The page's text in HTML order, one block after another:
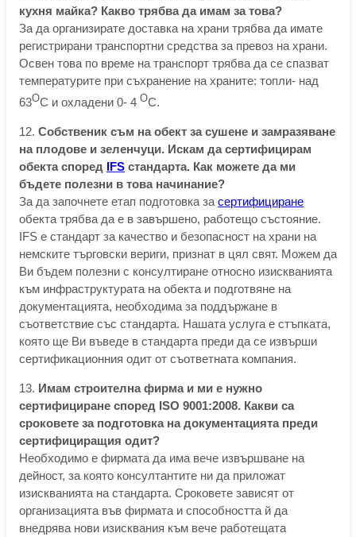
кухня майка? Какво трябва да имам за това?
За да организирате доставка на храни трябва да имате
регистрирани транспортни средства за превоз на храни.
Освен това по време на транспорт трябва да се спазват
температурите при съхранение на храните: топли- над
63ОС и охладени 0- 4 ОС.
12. Собственик съм на обект за сушене и замразяване
на плодове и зеленчуци. Искам да сертифицирам
обекта според IFS стандарта. Как можете да ми
бъдете полезни в това начинание?
За да започнете етап подготовка за сертифициране
обекта трябва да е в завършено, работещо състояние.
IFS е стандарт за качество и безопасност на храни на
немските търговски вериги, признат в цял свят. Можем да
Ви бъдем полезни с консултиране относно изискванията
към инфраструктурата на обекта и подготвяне на
документацията, необходима за поддържане в
съответствие със стандарта. Нашата услуга е стъпката,
която ще Ви въведе в стандарта преди да се извърши
сертификационния одит от съответната компания.
13. Имам строителна фирма и ми е нужно
сертифициране според ISO 9001:2008. Какви са
сроковете за подготовка на документацията преди
сертифициращия одит?
Необходимо е фирмата да има вече извършване на
дейност, за която консултантите ни да приложат
изискванията на стандарта. Сроковете зависят от
организацията във фирмата и способността й да
внедрява нови изисквания към вече работещата